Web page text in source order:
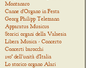
Montanaro
Canne d'Organo in Festa
Georg Philipp Telemann
Apparatus Musicus
Storici organi della Valsesia
Libera Musica - Concerto
Concerti barocchi
150° dell'unità d'Italia
Lo storico organo Alari